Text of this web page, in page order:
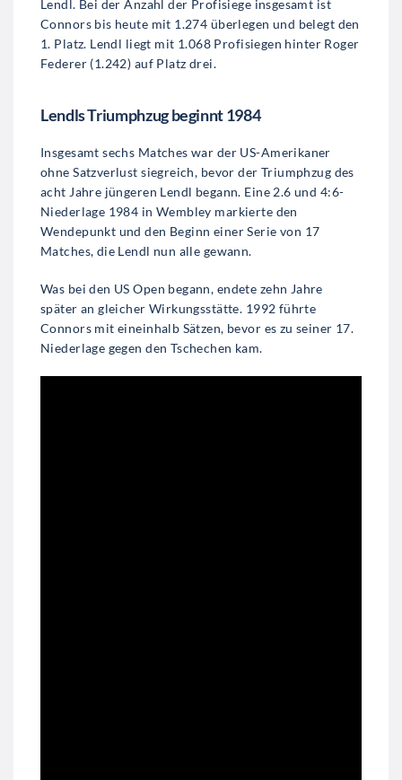
Lendl. Bei der Anzahl der Profisiege insgesamt ist
Connors bis heute mit 1.274 überlegen und belegt den
1. Platz. Lendl liegt mit 1.068 Profisiegen hinter Roger
Federer (1.242) auf Platz drei.
Lendls Triumphzug beginnt 1984
Insgesamt sechs Matches war der US-Amerikaner
ohne Satzverlust siegreich, bevor der Triumphzug des
acht Jahre jüngeren Lendl begann. Eine 2.6 und 4:6-
Niederlage 1984 in Wembley markierte den
Wendepunkt und den Beginn einer Serie von 17
Matches, die Lendl nun alle gewann.
Was bei den US Open begann, endete zehn Jahre
später an gleicher Wirkungsstätte. 1992 führte
Connors mit eineinhalb Sätzen, bevor es zu seiner 17.
Niederlage gegen den Tschechen kam.